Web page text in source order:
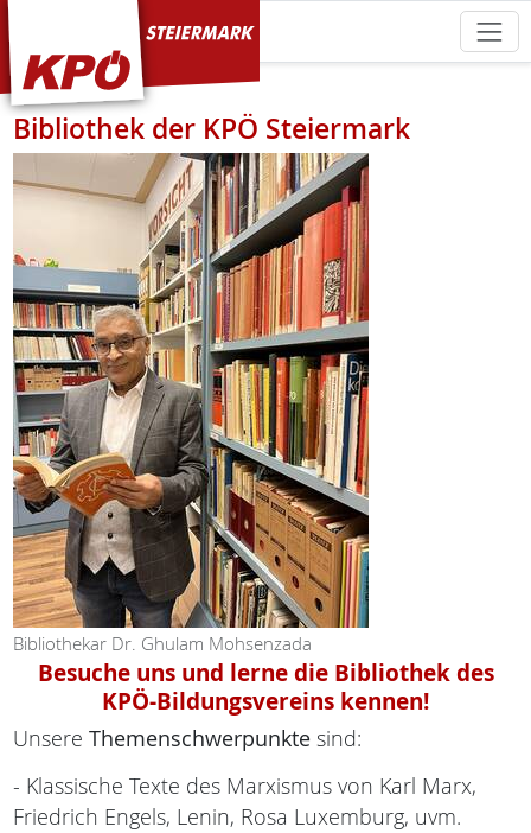
KPÖ Steiermark
Bibliothek der KPÖ Steiermark
Bibliothekar Dr. Ghulam Mohsenzada
Besuche uns und lerne die Bibliothek des
KPÖ-Bildungsvereins kennen!
Unsere Themenschwerpunkte sind:
- Klassische Texte des Marxismus von Karl Marx,
Friedrich Engels, Lenin, Rosa Luxemburg, uvm.